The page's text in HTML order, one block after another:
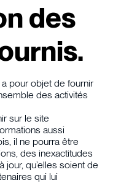
des
pour objet de fournir
des activités
sur le site
aussi
il ne pourra être
des inexactitudes
qu’elles soient de
qui lui